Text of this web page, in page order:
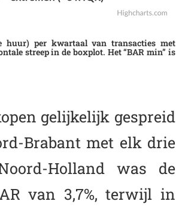
huur) per kwartaal van transacties met
streep in de boxplot. Het “BAR min” is
gelijkelijk gespreid
Brabant met elk drie
Holland was de
van 3,7%, terwijl in